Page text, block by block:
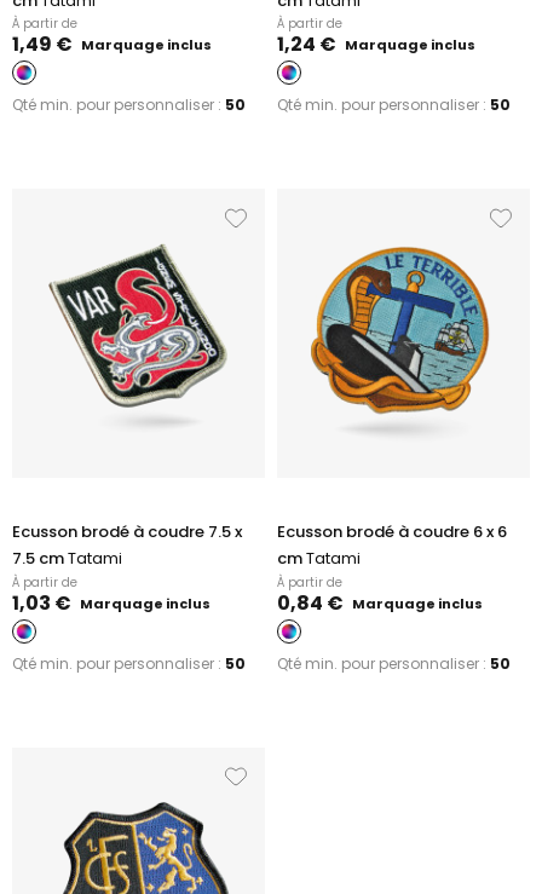
À partir de
1,49 € Marquage inclus
Qté min. pour personnaliser : 50
À partir de
1,24 € Marquage inclus
Qté min. pour personnaliser : 50
Ecusson brodé à coudre 7.5 x
7.5 cmTatami
À partir de
1,03 € Marquage inclus
Qté min. pour personnaliser : 50
Ecusson brodé à coudre 6 x 6
cmTatami
À partir de
0,84 € Marquage inclus
Qté min. pour personnaliser : 50